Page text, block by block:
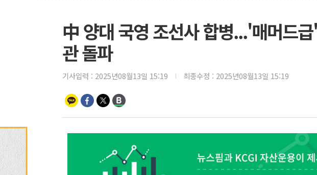
中 양대 국영 조선사 합병...'매머드
관 돌파
기사입력 : 2025년08월13일 15:19 최종수정 : 2025년08월13일 15:19